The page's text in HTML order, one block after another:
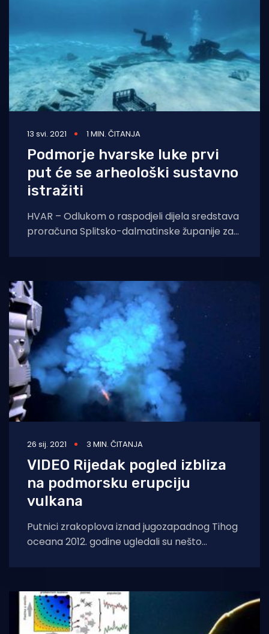
13 svi. 2021 1 MIN. ČITANJA
Podmorje hvarske luke prvi
put će se arheološki sustavno
istražiti
HVAR – Odlukom o raspodjeli dijela sredstava
proračuna Splitsko-dalmatinske županije za
Gradu Hvaru odobreno
26 sij. 2021 3 MIN. ČITANJA
VIDEO Rijedak pogled izbliza
na podmorsku erupciju
vulkana
Putnici zrakoplova iznad jugozapadnog Tihog
oceana 2012. godine ugledali su nešto
poznatije kao plovučac. On